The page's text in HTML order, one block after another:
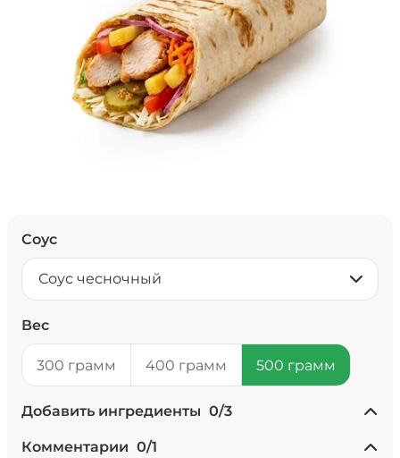
Соус
Соус чесночный
Вес
300 грамм 400 грамм 500 грамм
Добавить ингредиенты 0/3
+ Ананасы консервированные
Комментарии 0/1